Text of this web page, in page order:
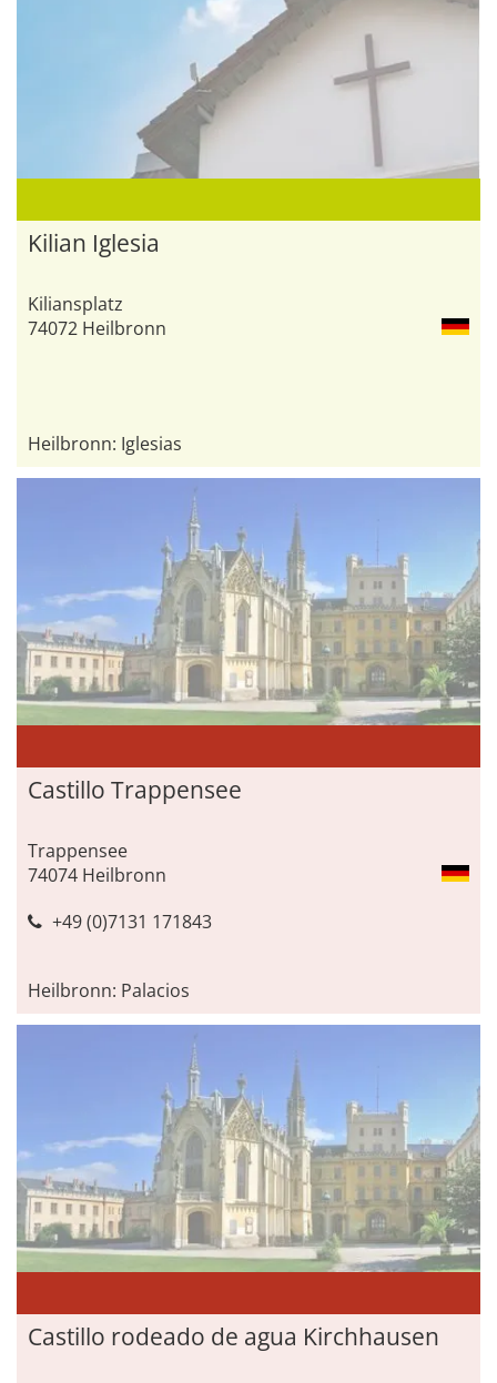
Kilian Iglesia
Kiliansplatz
74072 Heilbronn
Heilbronn: Iglesias
Castillo Trappensee
Trappensee
74074 Heilbronn
+49 (0)7131 171843
Heilbronn: Palacios
Castillo rodeado de agua Kirchhausen